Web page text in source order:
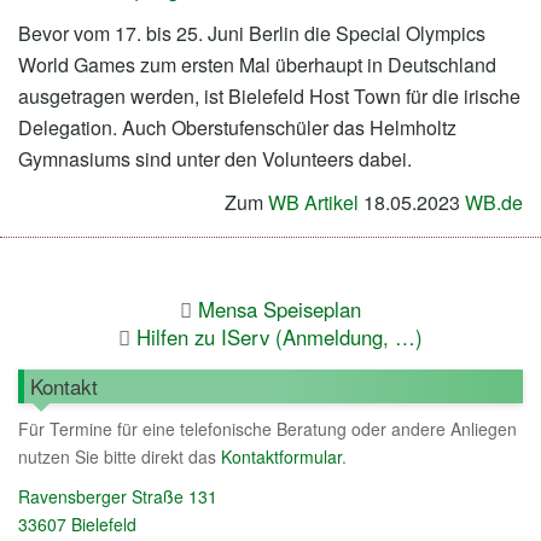
Bevor vom 17. bis 25. Juni Berlin die Special Olympics
World Games zum ersten Mal überhaupt in Deutschland
ausgetragen werden, ist Bielefeld Host Town für die irische
Delegation. Auch Oberstufenschüler das Helmholtz
Gymnasiums sind unter den Volunteers dabei.
ZumWB Artikel 18.05.2023 WB.de
Mensa Speiseplan
Hilfen zu IServ (Anmeldung, …)
Kontakt
Für Termine für eine telefonische Beratung oder andere Anliegen
nutzen Sie bitte direkt das Kontaktformular.
Ravensberger Straße 131
33607 Bielefeld